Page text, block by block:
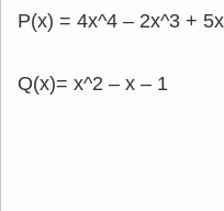
P(x) = 4x^4 – 2x^3 +
Q(x)= x^2 – x – 1